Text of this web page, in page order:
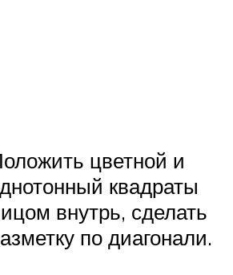
цветной и
квадраты
внутрь, сделать
по диагонали.